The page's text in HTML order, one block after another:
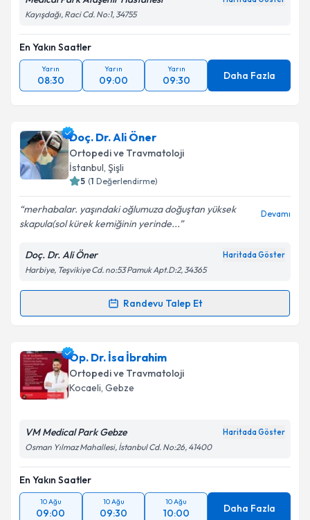
Kayışdağı, Raci Cd. No:1, 34755
En Yakın Saatler
Yarın
08:30
Yarın
09:00
Yarın
09:30 Daha Fazla
Doç. Dr. Ali Öner
Ortopedi ve Travmatoloji
İstanbul, Şişli
5 (1 Değerlendirme)
merhabalar. yaşındaki oğlumuza doğuştan yüksek
skapula(sol kürek kemiğinin yerinde...
Devamı
Doç. Dr. Ali Öner Haritada Göster
Harbiye, Teşvikiye Cd. no:53 Pamuk Apt.D:2, 34365
Randevu Talep Et
Randevu Takvimi Talebi
Doç. Dr. Ali Öneriçin randevu takvimi talebi
oluşturun. Size bu uzmandan randevu almanız için bir
takvim hazırlandığında e-posta ile bilgilendireceğiz.
Kişisel verilerimin işlenmesine ilişkin
Metni'ni okudum ve kişisel verilerimin belirtilen
kapsamda işlenmesini kabul ediyorum.
Op. Dr. İsa İbrahim
Ortopedi ve Travmatoloji
Kocaeli, Gebze
VM Medical Park Gebze Haritada Göster
Osman Yılmaz Mahallesi, İstanbul Cd. No:26, 41400
En Yakın Saatler
10 Ağu
09:00
10 Ağu
09:30
10 Ağu
10:00 Daha Fazla